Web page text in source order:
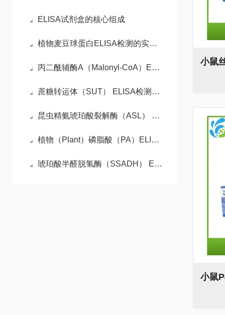
ELISA试剂盒的核心组成
植物麦豆球蛋白ELISA检测的实验流程
丙二酰辅酶A（Malonyl-CoA）ELISA检测试剂盒检测原理
蔗糖转运体（SUT） ELISA检测试剂盒操作步骤
昆虫精氨琥珀酸裂解酶（ASL） ELISA检测试剂盒检测原理
植物（Plant）磷脂酸（PA）ELISA检测试剂盒检测原理
琥珀酸半醛脱氢酶（SSADH） ELISA检测试剂盒检测原理